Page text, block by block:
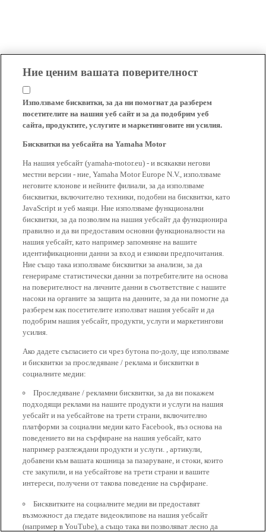
Ние ценим вашата поверителност
Използваме бисквитки, за да ни помогнат да разберем
посетителите на нашия уеб сайт и за да подобрим уеб
сайта, продуктите, услугите и маркетинговите ни усилия.
Бисквитки на уебсайта на Yamaha Motor
На нашия уебсайт (yamaha-motor.eu) - и всякакви негови
местни версии - ние, Yamaha Motor Europe N.V., използваме
неговите клонове и нейните филиали, за да използваме
бисквитки, включително техники, подобни на бисквитки, като
JavaScript и уеб маяци. Ние използваме функционални
бисквитки, за да позволим на нашия уебсайт да функционира
правилно и да ви предоставим основни функционалности на
нашия уебсайт, като например запомняне на вашите
идентификационни данни за вход и езикови предпочитания.
Ние също така използваме бисквитки за анализи, за да
генерираме статистически данни за потребителите на основа
на поверителност на личните данни в съответствие с нашите
насоки на органите за защита на данните, за да ни помогне да
разберем как посетителите използват нашия уебсайт и да
подобрим нашия уебсайт, продукти, услуги и маркетингови
усилия.
Ако дадете съгласието си чрез бутона по-долу, ще използваме
и бисквитки за проследяване / реклама и бисквитки в
социалните медии:
Проследяване / рекламни бисквитки, за да ви покажем
подходящи реклами на нашите продукти и услуги на нашия
уебсайт и на уебсайтове на трети страни, включително
платформи за социални медии като Facebook, въз основа на
поведението ви на сърфиране на нашия уебсайт, като
например разглеждани продукти и услуги. , артикули,
добавени към вашата кошница за пазаруване, и стоки, които
сте закупили, и на уебсайтове на трети страни и вашите
интереси, получени от такова поведение на сърфиране.
Бисквитките на социалните медии ви предоставят
възможност да гледате видеоклипове на нашия уебсайт
(например в YouTube), а също така ви позволяват лесно да